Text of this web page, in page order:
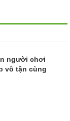
người chơi
vô tận cùng